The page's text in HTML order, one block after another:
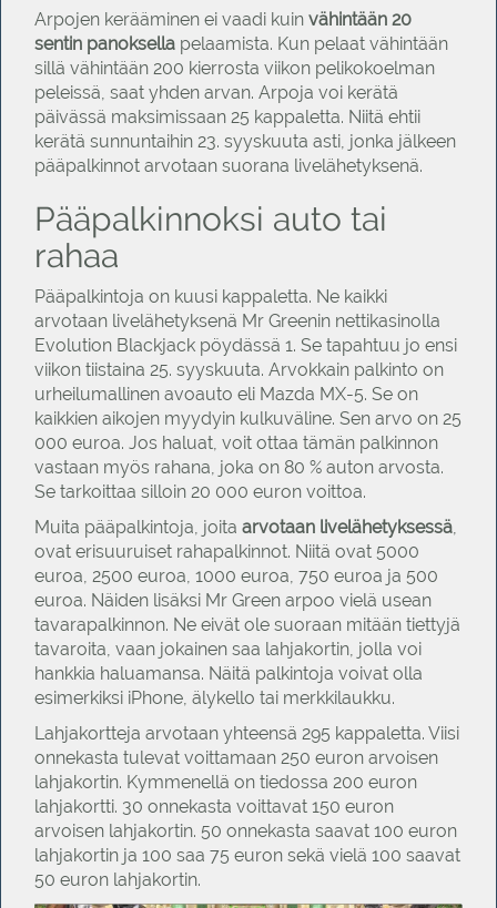
Arpojen kerääminen ei vaadi kuin vähintään 20
sentin panoksella pelaamista. Kun pelaat vähintään
sillä vähintään 200 kierrosta viikon pelikokoelman
peleissä, saat yhden arvan. Arpoja voi kerätä
päivässä maksimissaan 25 kappaletta. Niitä ehtii
kerätä sunnuntaihin 23. syyskuuta asti, jonka jälkeen
pääpalkinnot arvotaan suorana livelähetyksenä.
Pääpalkinnoksi auto tai
rahaa
Pääpalkintoja on kuusi kappaletta. Ne kaikki
arvotaan livelähetyksenä Mr Greenin nettikasinolla
Evolution Blackjack pöydässä 1. Se tapahtuu jo ensi
viikon tiistaina 25. syyskuuta. Arvokkain palkinto on
urheilumallinen avoauto eli Mazda MX-5. Se on
kaikkien aikojen myydyin kulkuväline. Sen arvo on 25
000 euroa. Jos haluat, voit ottaa tämän palkinnon
vastaan myös rahana, joka on 80 % auton arvosta.
Se tarkoittaa silloin 20 000 euron voittoa.
Muita pääpalkintoja, joita arvotaan livelähetyksessä,
ovat erisuuruiset rahapalkinnot. Niitä ovat 5000
euroa, 2500 euroa, 1000 euroa, 750 euroa ja 500
euroa. Näiden lisäksi Mr Green arpoo vielä usean
tavarapalkinnon. Ne eivät ole suoraan mitään tiettyjä
tavaroita, vaan jokainen saa lahjakortin, jolla voi
hankkia haluamansa. Näitä palkintoja voivat olla
esimerkiksi iPhone, älykello tai merkkilaukku.
Lahjakortteja arvotaan yhteensä 295 kappaletta. Viisi
onnekasta tulevat voittamaan 250 euron arvoisen
lahjakortin. Kymmenellä on tiedossa 200 euron
lahjakortti. 30 onnekasta voittavat 150 euron
arvoisen lahjakortin. 50 onnekasta saavat 100 euron
lahjakortin ja 100 saa 75 euron sekä vielä 100 saavat
50 euron lahjakortin.